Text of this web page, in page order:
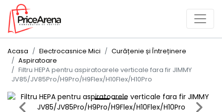
Acasa Electrocasnice Mici
Curățenie și Întreținere
Aspiratoare
Filtru HEPA pentru aspiratoarele verticale fara fir JIMMY
JV85/JV85Pro/H9Pro/H9Flex/H10Flex/H10Pro
Previous Next